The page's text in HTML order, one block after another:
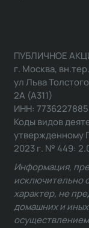
ПУБЛИЧНОЕ
г. Москва,
ул Льва
2А (А311)
ИНН:
Коды видов
утвержденному
2023 г. № 449:
Информация,
исключительно
характер, не
домашних и